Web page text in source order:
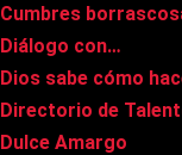
Cumbres
Diálogo con…
Dios sabe cómo
Directorio de
Dulce Amargo